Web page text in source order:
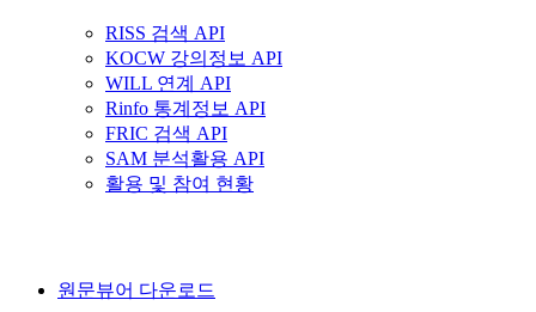
RISS 검색 API
KOCW 강의정보 API
WILL 연계 API
Rinfo 통계정보 API
FRIC 검색 API
SAM 분석활용 API
활용 및 참여 현황
원문뷰어 다운로드